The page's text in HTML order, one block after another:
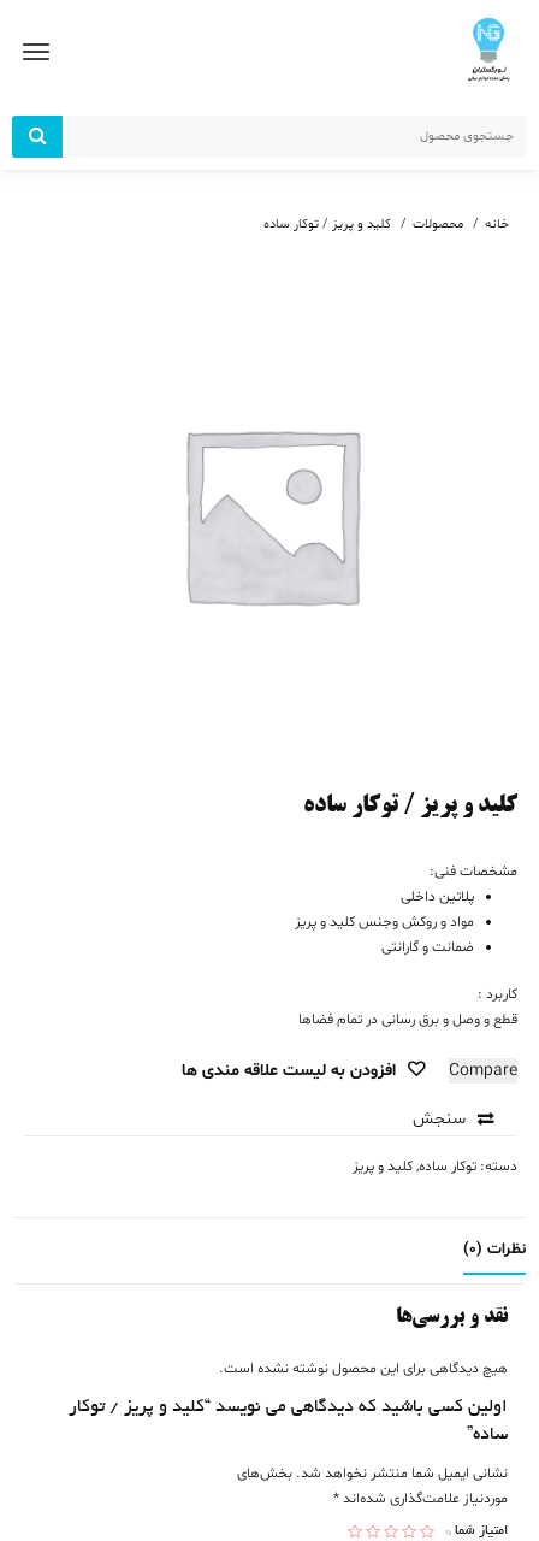
خانه محصولات کلید و پریز / توکار ساده
کلید و پریز / توکار ساده
مشخصات فنی:
پلاتین داخلی
مواد و روکش وجنس کلید و پریز
ضمانت و گارانتی
کاربرد :
قطع و وصل و برق رسانی در تمام فضاها
Compare افزودن به لیست علاقه مندی ها
سنجش
دسته:توکار ساده,کلید و پریز
نظرات (0)
نقد و بررسی‌ها
هیچ دیدگاهی برای این محصول نوشته نشده است.
اولین کسی باشید که دیدگاهی می نویسد “کلید و پریز / توکار
ساده”
نشانی ایمیل شما منتشر نخواهد شد. بخش‌های
موردنیاز علامت‌گذاری شده‌اند*
امتیاز شما *